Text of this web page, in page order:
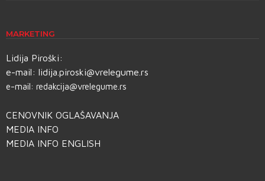
MARKETING
Lidija Piroški:
e-mail: lidija.piroski@vrelegume.rs
e-mail: redakcija@vrelegume.rs
CENOVNIK OGLAŠAVANJA
MEDIA INFO
MEDIA INFO ENGLISH